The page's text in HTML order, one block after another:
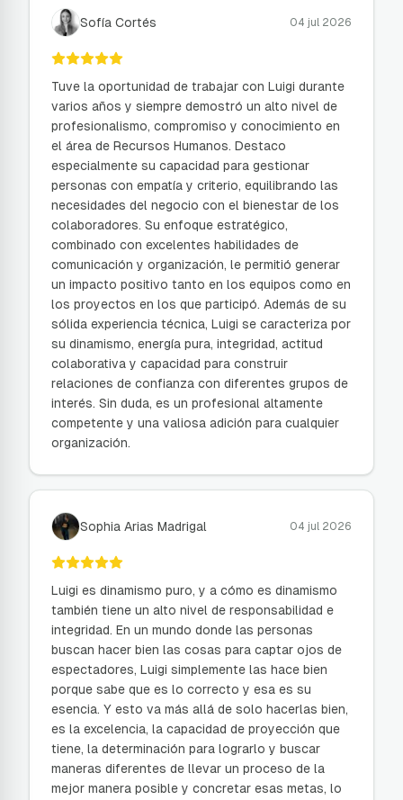
Sofía Cortés 04 jul 2026
Tuve la oportunidad de trabajar con Luigi durante
varios años y siempre demostró un alto nivel de
profesionalismo, compromiso y conocimiento en
el área de Recursos Humanos. Destaco
especialmente su capacidad para gestionar
personas con empatía y criterio, equilibrando las
necesidades del negocio con el bienestar de los
colaboradores. Su enfoque estratégico,
combinado con excelentes habilidades de
comunicación y organización, le permitió generar
un impacto positivo tanto en los equipos como en
los proyectos en los que participó. Además de su
sólida experiencia técnica, Luigi se caracteriza por
su dinamismo, energía pura, integridad, actitud
colaborativa y capacidad para construir
relaciones de confianza con diferentes grupos de
interés. Sin duda, es un profesional altamente
competente y una valiosa adición para cualquier
organización.
Sophia Arias Madrigal 04 jul 2026
Luigi es dinamismo puro, y a cómo es dinamismo
también tiene un alto nivel de responsabilidad e
integridad. En un mundo donde las personas
buscan hacer bien las cosas para captar ojos de
espectadores, Luigi simplemente las hace bien
porque sabe que es lo correcto y esa es su
esencia. Y esto va más allá de solo hacerlas bien,
es la excelencia, la capacidad de proyección que
tiene, la determinación para lograrlo y buscar
maneras diferentes de llevar un proceso de la
mejor manera posible y concretar esas metas, lo